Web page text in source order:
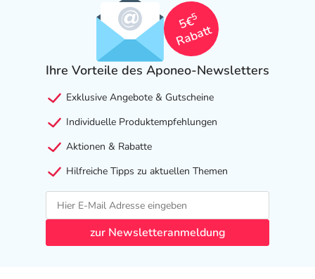
5€
5
Rabatt
Ihre Vorteile des Aponeo-Newsletters
Exklusive Angebote & Gutscheine
Individuelle Produktempfehlungen
Aktionen & Rabatte
Hilfreiche Tipps zu aktuellen Themen
zur Newsletteranmeldung